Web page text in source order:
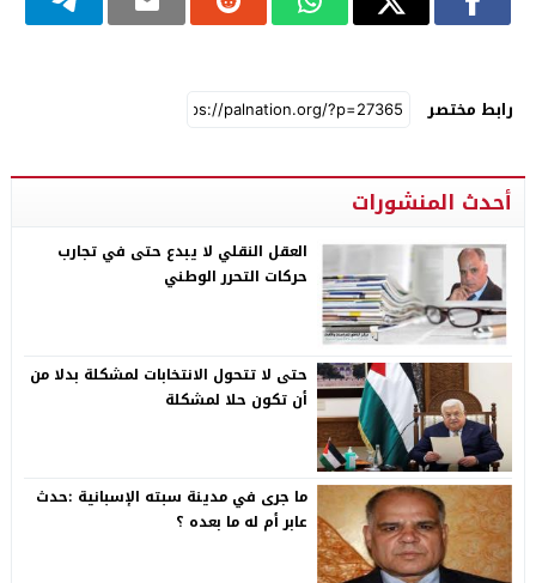
رابط مختصر
أحدث المنشورات
العقل النقلي لا يبدع حتى في تجارب
حركات التحرر الوطني
حتى لا تتحول الانتخابات لمشكلة بدلا من
أن تكون حلا لمشكلة
ما جرى في مدينة سبته الإسبانية :حدث
عابر أم له ما بعده ؟